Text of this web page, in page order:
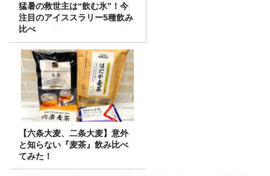
猛暑の救世主は“飲む氷”！今
注目のアイススラリー5種飲み
比べ
【六条大麦、二条大麦】意外
と知らない『麦茶』飲み比べ
てみた！